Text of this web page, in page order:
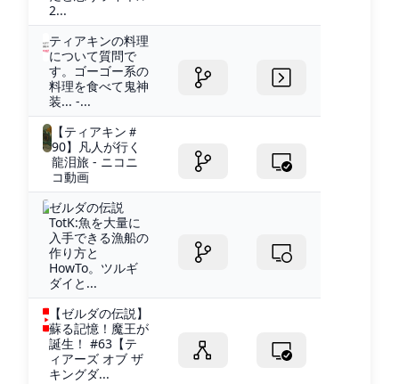
2...
ティアキンの料理
について質問で
す。ゴーゴー系の
料理を食べて鬼神
装... -...
【ティアキン＃
90】凡人が行く
龍泪旅 - ニコニ
コ動画
ゼルダの伝説
TotK:魚を大量に
入手できる漁船の
作り方と
HowTo。ツルギ
ダイと...
【ゼルダの伝説】
蘇る記憶！魔王が
誕生！ #63【テ
ィアーズ オブ ザ
キングダ...